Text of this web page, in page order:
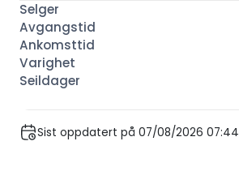
Sist oppdatert på 07/08/2026 07:44